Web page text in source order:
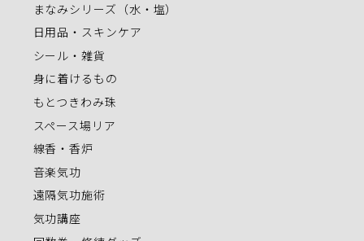
まなみシリーズ（水・塩）
日用品・スキンケア
シール・雑貨
身に着けるもの
もとつきわみ珠
スペース場リア
線香・香炉
音楽気功
遠隔気功施術
気功講座